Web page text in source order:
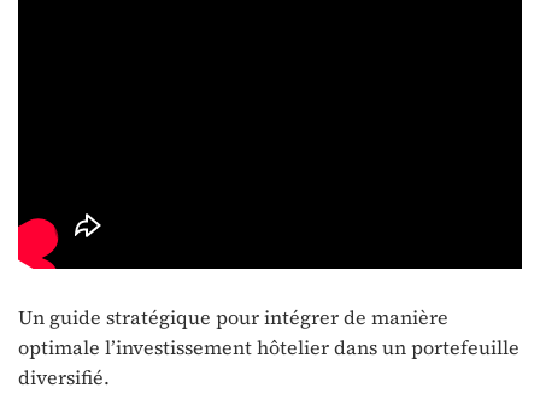
Un guide stratégique pour intégrer de manière
optimale l’investissement hôtelier dans un portefeuille
diversifié.